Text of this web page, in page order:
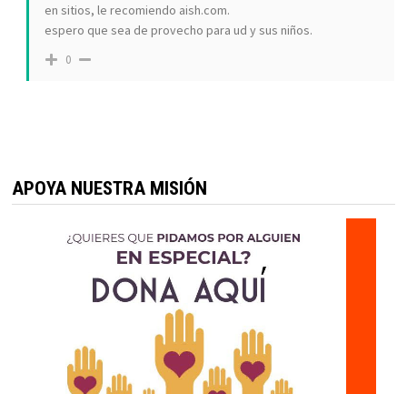
en sitios, le recomiendo aish.com.
espero que sea de provecho para ud y sus niños.
0
APOYA NUESTRA MISIÓN